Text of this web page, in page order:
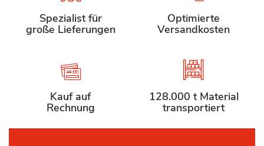
Spezialist für
große Lieferungen
Optimierte
Versandkosten
Kauf auf
Rechnung
128.000 t Material
transportiert